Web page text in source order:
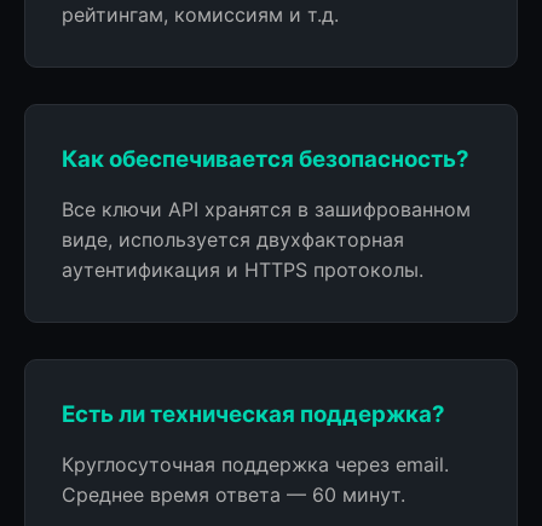
рейтингам, комиссиям и т.д.
Как обеспечивается безопасность?
Все ключи API хранятся в зашифрованном
виде, используется двухфакторная
аутентификация и HTTPS протоколы.
Есть ли техническая поддержка?
Круглосуточная поддержка через email.
Среднее время ответа — 60 минут.